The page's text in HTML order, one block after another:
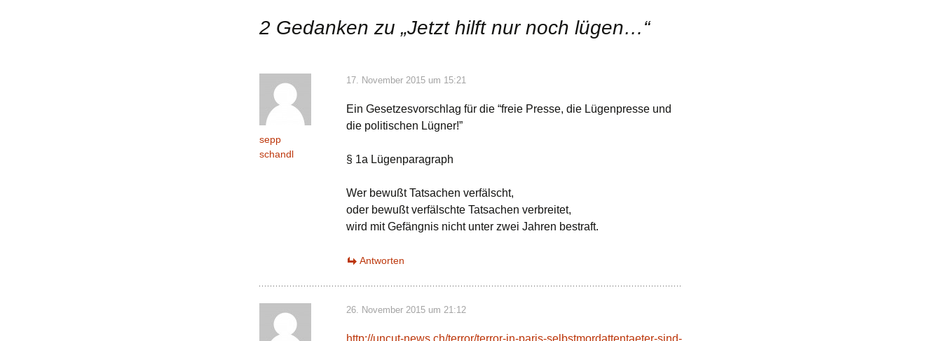
2 Gedanken zu „Jetzt hilft nur noch lügen…“
sepp
schandl
17. November 2015 um 15:21
Ein Gesetzesvorschlag für die “freie Presse, die Lügenpresse und
die politischen Lügner!”
§ 1a Lügenparagraph
Wer bewußt Tatsachen verfälscht,
oder bewußt verfälschte Tatsachen verbreitet,
wird mit Gefängnis nicht unter zwei Jahren bestraft.
Antworten
26. November 2015 um 21:12